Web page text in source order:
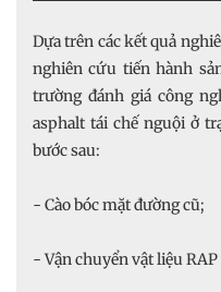
Dựa trên các kết quả
nghiên cứu tiến hành
trường đánh giá công
asphalt tái chế nguội ở
bước sau:
- Cào bóc mặt đường cũ;
- Vận chuyển vật liệu